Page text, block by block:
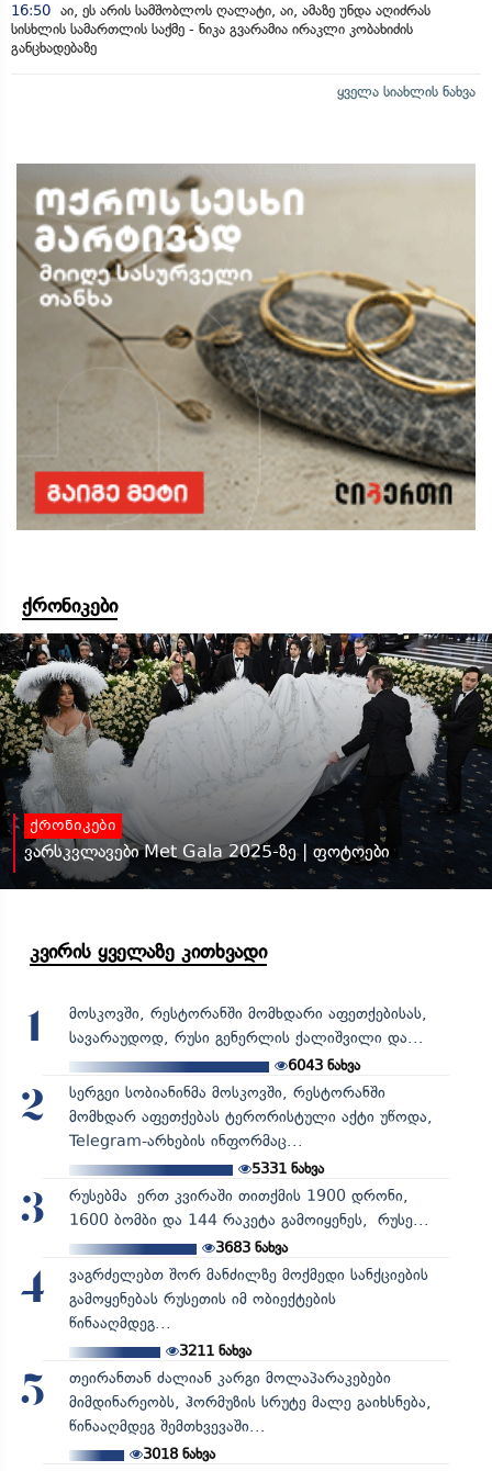
16:50 აი, ეს არის სამშობლოს ღალატი, აი, ამაზე უნდა აღიძრას
სისხლის სამართლის საქმე - ნიკა გვარამია ირაკლი კობახიძის
განცხადებაზე
ყველა სიახლის ნახვა
ქრონიკები
ქრონიკები
ვარსკვლავები Met Gala 2025-ზე | ფოტოები
კვირის ყველაზე კითხვადი
1
მოსკოვში, რესტორანში მომხდარი აფეთქებისას,
სავარაუდოდ, რუსი გენერლის ქალიშვილი და...
6043 ნახვა
2
სერგეი სობიანინმა მოსკოვში, რესტორანში
მომხდარ აფეთქებას ტერორისტული აქტი უწოდა,
Telegram-არხების ინფორმაც...
5331ნახვა
3
რუსებმა ერთ კვირაში თითქმის 1900 დრონი,
1600 ბომბი და 144 რაკეტა გამოიყენეს, რუსე...
3683ნახვა
4
ვაგრძელებთ შორ მანძილზე მოქმედი სანქციების
გამოყენებას რუსეთის იმ ობიექტების
წინააღმდეგ...
3211ნახვა
5
თეირანთან ძალიან კარგი მოლაპარაკებები
მიმდინარეობს, ჰორმუზის სრუტე მალე გაიხსნება,
წინააღმდეგ შემთხვევაში...
3018ნახვა